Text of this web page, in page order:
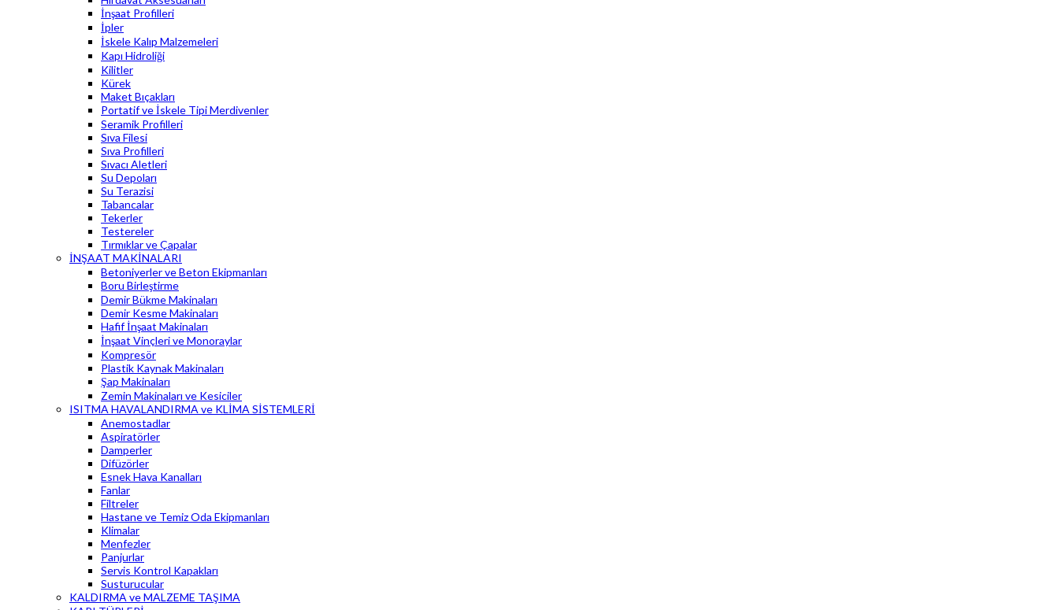
İnşaat Profilleri
İpler
İskele Kalıp Malzemeleri
Kapı Hidroliği
Kilitler
Kürek
Maket Bıçakları
Portatif ve İskele Tipi Merdivenler
Seramik Profilleri
Sıva Filesi
Sıva Profilleri
Sıvacı Aletleri
Su Depoları
Su Terazisi
Tabancalar
Tekerler
Testereler
Tırmıklar ve Çapalar
İNŞAAT MAKİNALARI
Betoniyerler ve Beton Ekipmanları
Boru Birleştirme
Demir Bükme Makinaları
Demir Kesme Makinaları
Hafif İnşaat Makinaları
İnşaat Vinçleri ve Monoraylar
Kompresör
Plastik Kaynak Makinaları
Şap Makinaları
Zemin Makinaları ve Kesiciler
ISITMA HAVALANDIRMA ve KLİMA SİSTEMLERİ
Anemostadlar
Aspiratörler
Damperler
Difüzörler
Esnek Hava Kanalları
Fanlar
Filtreler
Hastane ve Temiz Oda Ekipmanları
Klimalar
Menfezler
Panjurlar
Servis Kontrol Kapakları
Susturucular
KALDIRMA ve MALZEME TAŞIMA